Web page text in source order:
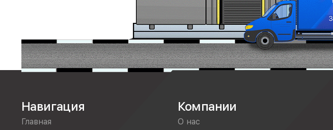
Навигация
Главная
Компании
О нас